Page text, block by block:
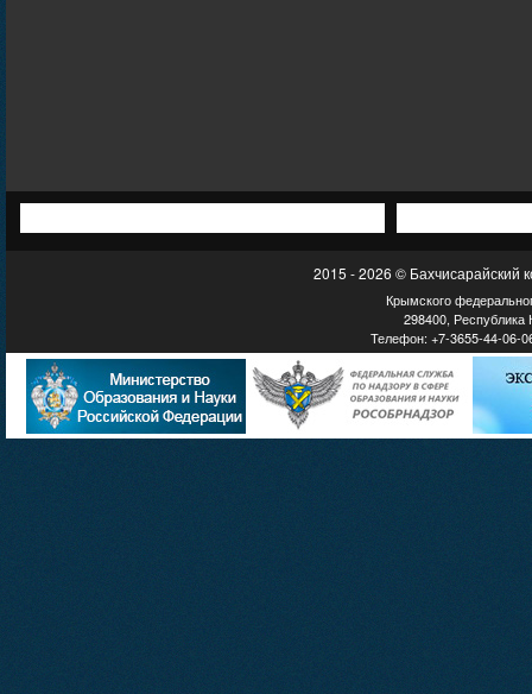
2015 - 2026 © Бахчисарайский
Крымского
298400, Республика
Телефон: +7-3655-44-06-